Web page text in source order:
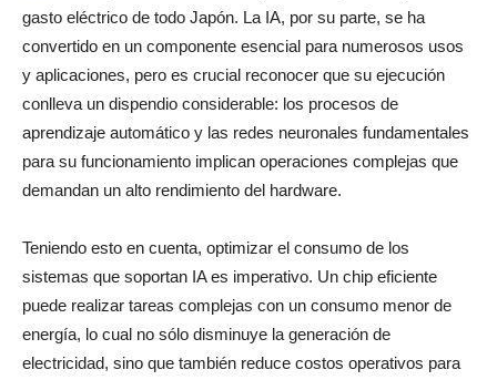
gasto eléctrico de todo Japón. La IA, por su parte, se ha
convertido en un componente esencial para numerosos usos
y aplicaciones, pero es crucial reconocer que su ejecución
conlleva un dispendio considerable: los procesos de
aprendizaje automático y las redes neuronales fundamentales
para su funcionamiento implican operaciones complejas que
demandan un alto rendimiento del hardware.
Teniendo esto en cuenta, optimizar el consumo de los
sistemas que soportan IA es imperativo. Un chip eficiente
puede realizar tareas complejas con un consumo menor de
energía, lo cual no sólo disminuye la generación de
electricidad, sino que también reduce costos operativos para